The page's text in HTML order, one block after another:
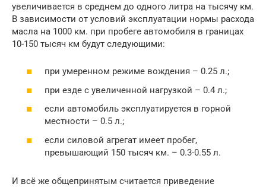
увеличивается в среднем до одного литра на тысячу км.
В зависимости от условий эксплуатации нормы расхода
масла на 1000 км. при пробеге автомобиля в границах
10-150 тысяч км будут следующими:
при умеренном режиме вождения – 0.25 л.;
при езде с увеличенной нагрузкой – 0.4 л.;
если автомобиль эксплуатируется в горной
местности – 0.5 л.;
если силовой агрегат имеет пробег,
превышающий 150 тысяч км. – 0.3-0.55 л.
И всё же общепринятым считается приведение